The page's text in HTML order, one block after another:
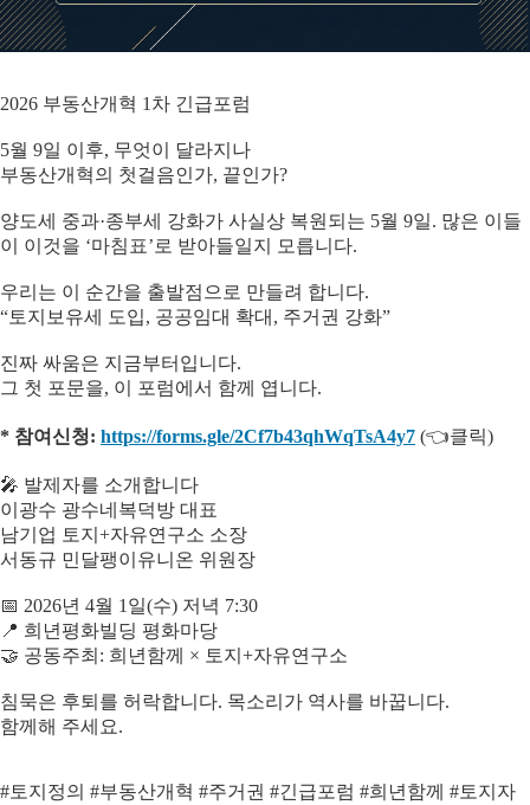
2026 부동산개혁 1차 긴급포럼
5월 9일 이후, 무엇이 달라지나
부동산개혁의 첫걸음인가, 끝인가?
양도세 중과·종부세 강화가 사실상 복원되는 5월 9일. 많은 이들
이 이것을 ‘마침표’로 받아들일지 모릅니다.
우리는 이 순간을 출발점으로 만들려 합니다.
“토지보유세 도입, 공공임대 확대, 주거권 강화”
진짜 싸움은 지금부터입니다.
그 첫 포문을, 이 포럼에서 함께 엽니다.
* 참여신청: https://forms.gle/2Cf7b43qhWqTsA4y7 (👈클릭)
🎤 발제자를 소개합니다
이광수 광수네복덕방 대표
남기업 토지+자유연구소 소장
서동규 민달팽이유니온 위원장
📅 2026년 4월 1일(수) 저녁 7:30
📍 희년평화빌딩 평화마당
🤝 공동주최: 희년함께 × 토지+자유연구소
침묵은 후퇴를 허락합니다. 목소리가 역사를 바꿉니다.
함께해 주세요.
#토지정의 #부동산개혁 #주거권 #긴급포럼 #희년함께 #토지자